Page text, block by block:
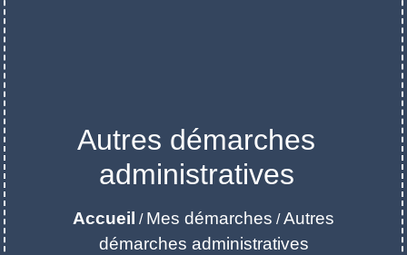
Autres démarches
administratives
Accueil / Mes démarches /Autres
démarches administratives